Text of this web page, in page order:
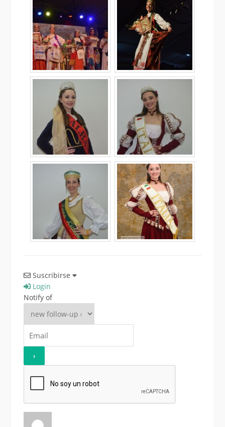
Suscribirse
Login
Notify of